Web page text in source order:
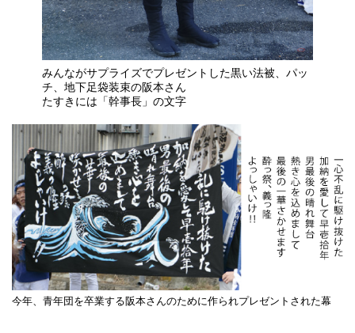
みんながサプライズでプレゼントした黒い法被、パッ
チ、地下足袋装束の阪本さん
たすきには「幹事長」の文字
今年、青年団を卒業する阪本さんのために作られプレゼントされた幕